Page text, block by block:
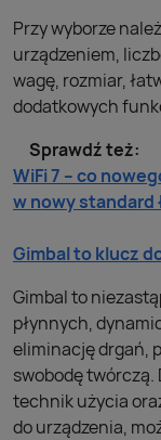
Przy wyborze
urządzeniem,
wagę, rozmiar,
dodatkowych
Sprawdź też:
WiFi 7 – co
w nowy standard
Gimbal to klucz
Gimbal to
płynnych,
eliminację drgań,
swobodę twórczą.
technik użycia
do urządzenia,